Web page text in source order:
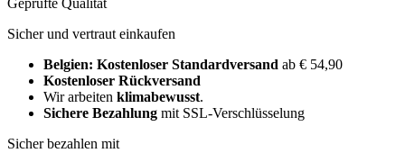
Geprüfte Qualität
Sicher und vertraut einkaufen
Belgien: Kostenloser Standardversand ab € 54,90
Kostenloser Rückversand
Wir arbeiten klimabewusst.
Sichere Bezahlung mit SSL-Verschlüsselung
Sicher bezahlen mit